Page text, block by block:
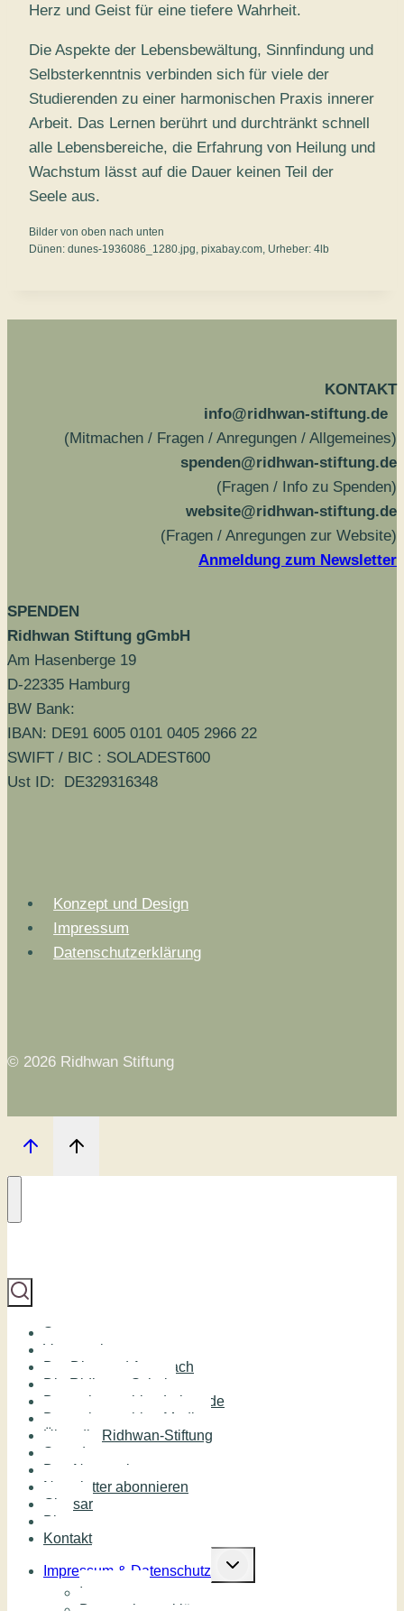
Herz und Geist für eine tiefere Wahrheit.
Die Aspekte der Lebensbewältung, Sinnfindung und
Selbsterkenntnis verbinden sich für viele der
Studierenden zu einer harmonischen Praxis innerer
Arbeit. Das Lernen berührt und durchtränkt schnell
alle Lebensbereiche, die Erfahrung von Heilung und
Wachstum lässt auf die Dauer keinen Teil der
Seele aus.
Bilder von oben nach unten
Dünen: dunes-1936086_1280.jpg, pixabay.com, Urheber: 4lb
KONTAKT
info@ridhwan-stiftung.de
(Mitmachen / Fragen / Anregungen / Allgemeines)
spenden@ridhwan-stiftung.de
(Fragen / Info zu Spenden)
website@ridhwan-stiftung.de
(Fragen / Anregungen zur Website)
Anmeldung zum Newsletter
SPENDEN
Ridhwan Stiftung gGmbH
Am Hasenberge 19
D-22335 Hamburg
BW Bank:
IBAN: DE91 6005 0101 0405 2966 22
SWIFT / BIC : SOLADEST600
Ust ID: DE329316348
Konzept und Design
Impressum
Datenschutzerklärung
© 2026 Ridhwan Stiftung
Start
Veranstaltungen
Der Diamond Approach
Die Ridhwan Schule
Deutschsprachige Lehrende
Deutschsprachige Medien
Über die Ridhwan-Stiftung
Spenden
Das Netzwerk
Newsletter abonnieren
Glossar
Blog
Kontakt
Impressum & Datenschutz
umschalten
Impressum